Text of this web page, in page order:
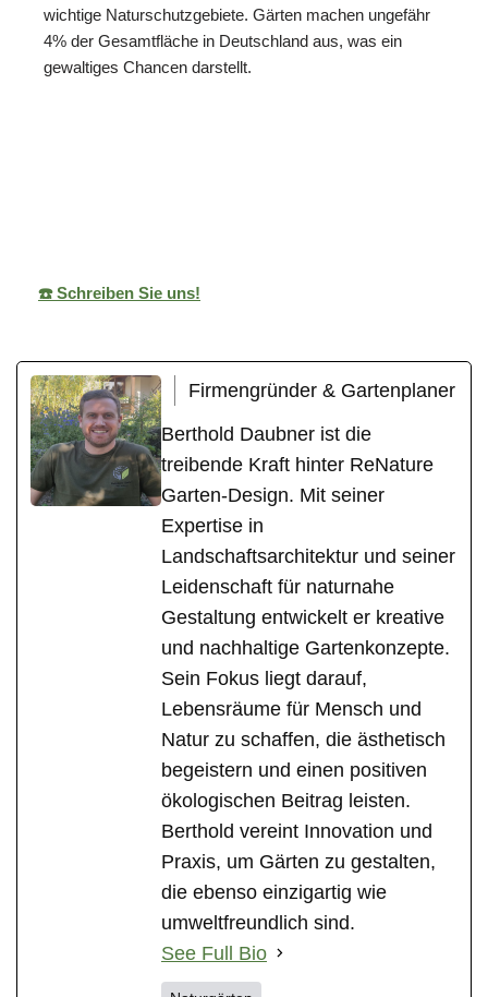
wichtige Naturschutzgebiete. Gärten machen ungefähr
4% der Gesamtfläche in Deutschland aus, was ein
gewaltiges Chancen darstellt.
☎️ Schreiben Sie uns!
Firmengründer & Gartenplaner
Berthold Daubner ist die
treibende Kraft hinter ReNature
Garten-Design. Mit seiner
Expertise in
Landschaftsarchitektur und seiner
Leidenschaft für naturnahe
Gestaltung entwickelt er kreative
und nachhaltige Gartenkonzepte.
Sein Fokus liegt darauf,
Lebensräume für Mensch und
Natur zu schaffen, die ästhetisch
begeistern und einen positiven
ökologischen Beitrag leisten.
Berthold vereint Innovation und
Praxis, um Gärten zu gestalten,
die ebenso einzigartig wie
umweltfreundlich sind.
See Full Bio